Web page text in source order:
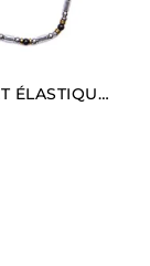
BRACELET ÉLASTIQUE POUR HOMME EN HÉMATITE RHODIÉE ET AGATE NOIRE